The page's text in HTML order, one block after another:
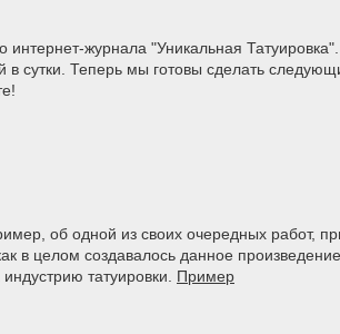
журнала "Уникальная
в сутки. Теперь мы готовы сделать
об одной из своих очередных работ,
в целом создавалось данное
татуировки. Пример